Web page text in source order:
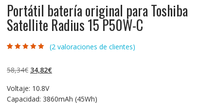
Portátil batería original para Toshiba
Satellite Radius 15 P50W-C
valoraciones de
(2valoraciones de clientes)
58,34€ El
original
34,82€El
Voltaje: 10.8V
Capacidad: 3860mAh (45Wh)